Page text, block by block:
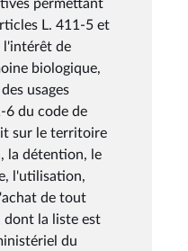
permettant
L. 411-5 et
l'intérêt de
biologique,
usages
6 du code de
sur le territoire
la détention, le
l'utilisation,
de tout
dont la liste est
du